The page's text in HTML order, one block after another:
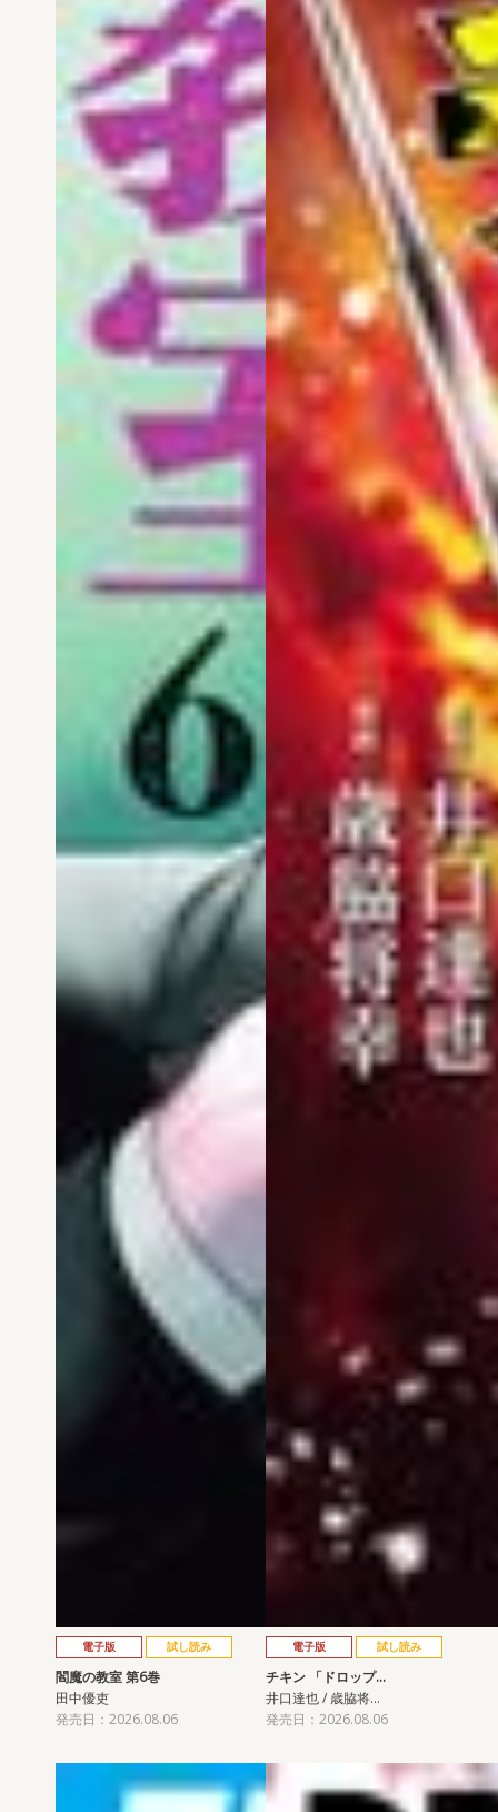
電子版 試し読み
閻魔の教室 第6巻
田中優吏
発売日：2026.08.06
電子版 試し読み
チキン 「ドロップ…
井口達也 / 歳脇将…
発売日：2026.08.06